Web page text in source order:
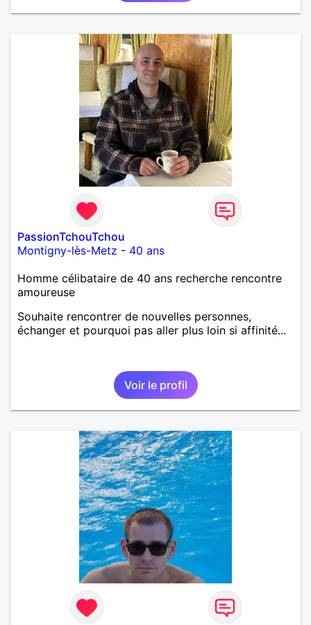
PassionTchouTchou
Montigny-lès-Metz - 40 ans
Homme célibataire de 40 ans recherche rencontre
amoureuse
Souhaite rencontrer de nouvelles personnes,
échanger et pourquoi pas aller plus loin si affinité...
Voir le profil